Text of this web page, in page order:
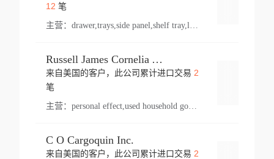
12 笔
主营：
Russell James Cornelia Arlington Va
来自美国的客户，此公司累计进口交易 2
笔
主营： personal effect,used household goods
C O Cargoquin Inc.
来自美国的客户，此公司累计进口交易 2